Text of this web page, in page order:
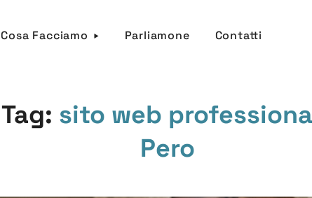
Cosa Facciamo Parliamone Contatti
Tag: sito web
Pero